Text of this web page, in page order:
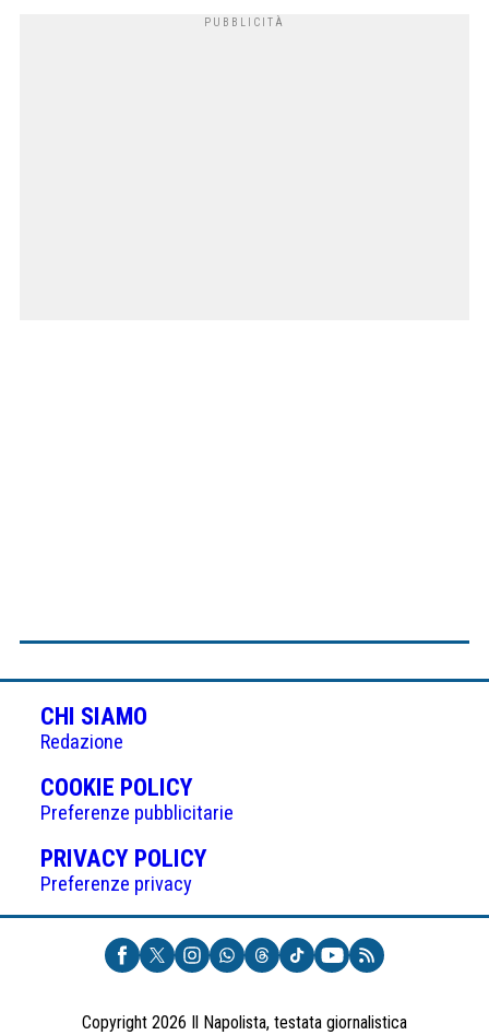
CHI SIAMO
Redazione
COOKIE POLICY(APRE
IN
UNA
NUOVA
Preferenze pubblicitarie
PRIVACY POLICY(APRE
UNA
NUOVA
SCHEDA)
Preferenze privacy
Copyright 2026 Il Napolista, testata giornalistica